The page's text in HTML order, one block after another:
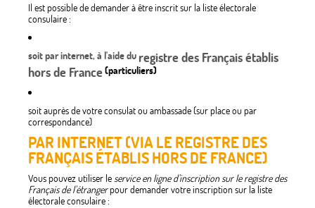
Il est possible de demander à être inscrit sur la liste électorale
consulaire :
soit par internet,à l'aide du registre des Français établis
hors de France(particuliers)
soit auprès de votre consulat ou ambassade (sur place ou par
correspondance)
PAR INTERNET (VIA LE REGISTRE DES
FRANÇAIS ÉTABLIS HORS DE FRANCE)
Vous pouvez utiliser leservice en ligne d'inscription sur le registre des
Français de l'étrangerpour demander votre inscription sur la liste
électorale consulaire :